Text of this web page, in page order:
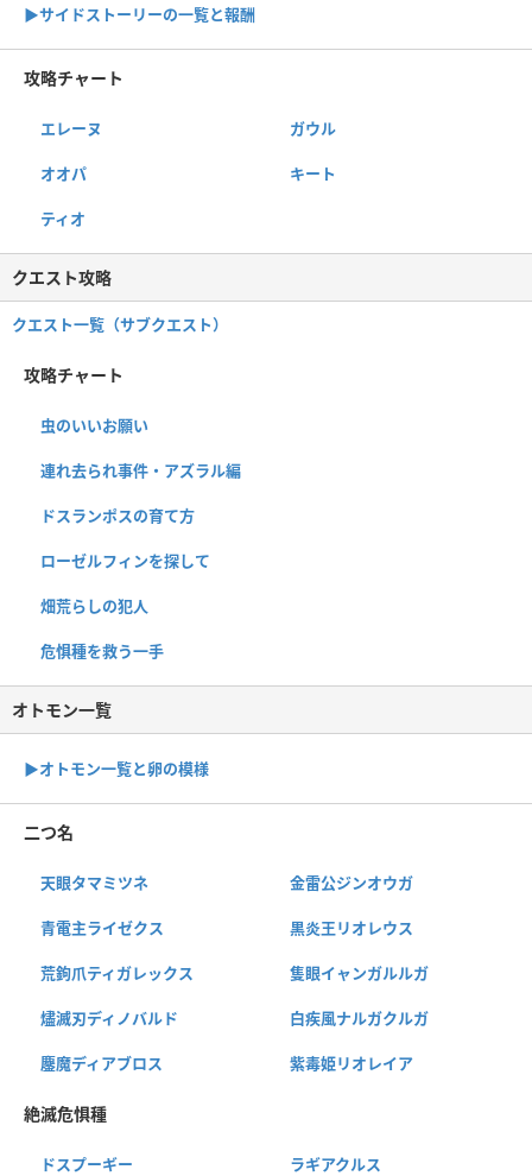
▶サイドストーリーの一覧と報酬
攻略チャート
エレーヌ ガウル
オオパ キート
ティオ
クエスト攻略
クエスト一覧（サブクエスト）
攻略チャート
虫のいいお願い
連れ去られ事件・アズラル編
ドスランポスの育て方
ローゼルフィンを探して
畑荒らしの犯人
危惧種を救う一手
オトモン一覧
▶︎オトモン一覧と卵の模様
二つ名
天眼タマミツネ 金雷公ジンオウガ
青電主ライゼクス 黒炎王リオレウス
荒鉤爪ティガレックス 隻眼イャンガルルガ
燼滅刃ディノバルド 白疾風ナルガクルガ
鏖魔ディアブロス 紫毒姫リオレイア
絶滅危惧種
ドスプーギー ラギアクルス